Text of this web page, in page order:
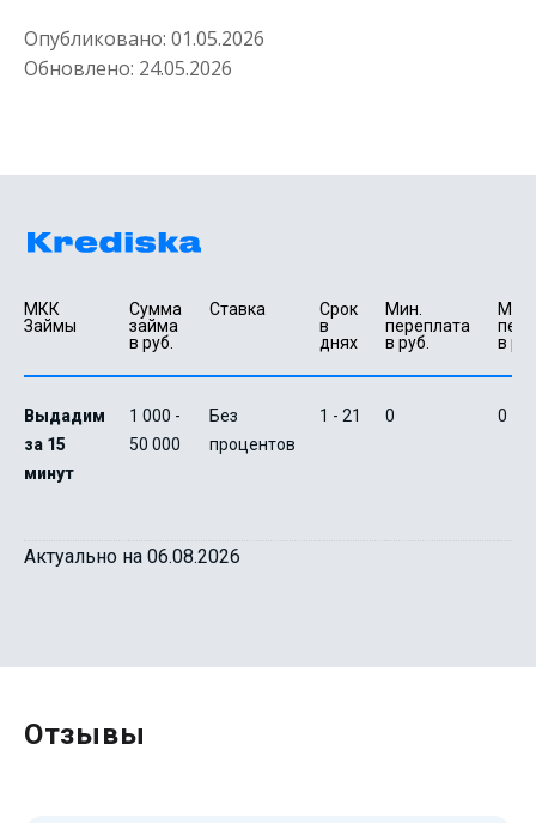
Опубликовано: 01.05.2026
Обновлено: 24.05.2026
МКК
Займы
Сумма
займа
в руб.
Ставка
Срок
в
днях
Мин.
переплата
в руб.
в
Выдадим
за 15
минут
1 000 -
50 000
Без
процентов
1 - 21 0 0
Актуально на 06.08.2026
Отзывы